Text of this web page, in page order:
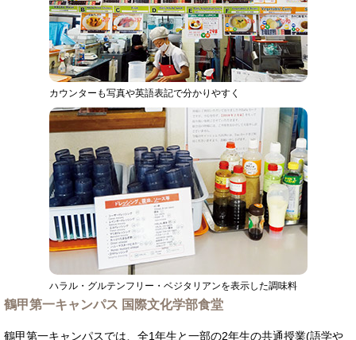
カウンターも写真や英語表記で分かりやすく
ハラル・グルテンフリー・ベジタリアンを表示した調味料
鶴甲第一キャンパス 国際文化学部食堂
鶴甲第一キャンパスでは、全1年生と一部の2年生の共通授業(語学や